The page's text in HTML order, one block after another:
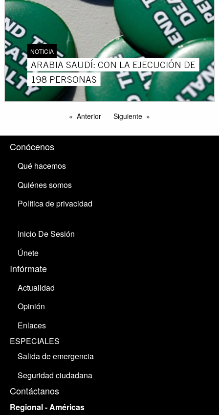
NOTICIA
ARABIA SAUDÍ: CON LA EJECUCIÓN DE
198 PERSONAS
Anterior Siguiente
Conócenos
Qué hacemos
Quiénes somos
Política de privacidad
Inicio De Sesión
Únete
Infórmate
Actualidad
Opinión
Enlaces
ESPECIALES
Salida de emergencia
Seguridad ciudadana
Contáctanos
Regional - Américas